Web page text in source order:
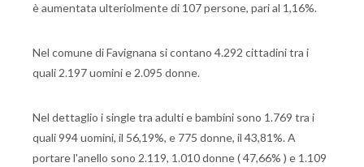
è aumentata ulteriolmente di 107 persone, pari al 1,16%.
Nel comune di Favignana si contano 4.292 cittadini tra i
quali 2.197 uomini e 2.095 donne.
Nel dettaglio i single tra adulti e bambini sono 1.769 tra i
quali 994 uomini, il 56,19%, e 775 donne, il 43,81%. A
portare l'anello sono 2.119, 1.010 donne ( 47,66% ) e 1.109